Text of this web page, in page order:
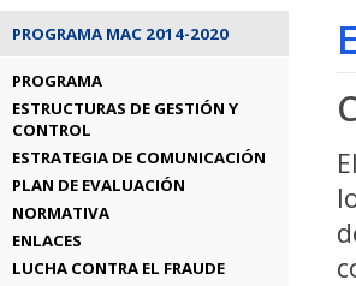
PROGRAMA MAC 2014-2020
PROGRAMA
ESTRUCTURAS DE GESTIÓN Y
CONTROL
ESTRATEGIA DE COMUNICACIÓN
PLAN DE EVALUACIÓN
NORMATIVA
ENLACES
LUCHA CONTRA EL FRAUDE
El